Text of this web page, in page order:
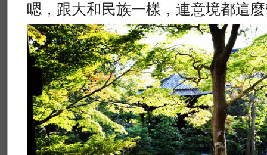
嗯，跟大和民族一樣，連意境都這